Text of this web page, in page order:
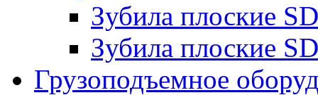
Зубила плоские
Зубила плоские
Грузоподъемное